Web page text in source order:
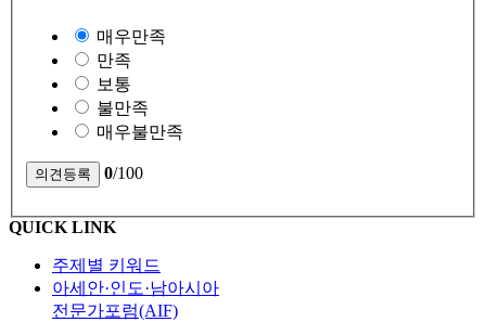
매우만족
만족
보통
불만족
매우불만족
0/100
QUICK LINK
주제별 키워드
아세안·인도·남아시아
전문가포럼(AIF)